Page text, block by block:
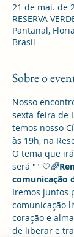
21 de mai. de
RESERVA
Pantanal,
Brasil
Sobre o
Nosso
sexta-feira de
temos nosso
às 19h, na
O tema que
será "" 🤍🌈
comunicação
Iremos juntos
comunicação
coração e
de liberar e